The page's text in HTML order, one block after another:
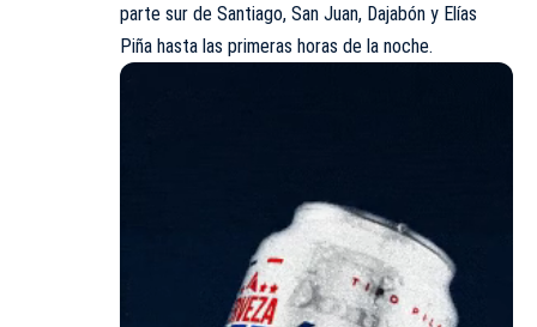
parte sur de Santiago, San Juan, Dajabón y Elías
Piña hasta las primeras horas de la noche.